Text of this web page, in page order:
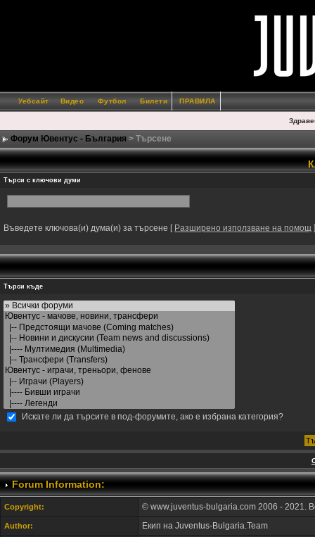
Уебсайт Видео Футбол Билети ПРАВИЛА
Форум Ювентус - България > Търсене
Търси с ключови думи
Въведете ключова(и) дума(и) за търсене [ Разширено използване на помощ ]
Търси къде
Искате ли да търсите в под-форумите, ако е избрана категория?
Forum Information:
Copyright: © www.juventus-bulgaria.com 2006 - 2021.
Author: Екип на Juventus-Bulgaria.Team